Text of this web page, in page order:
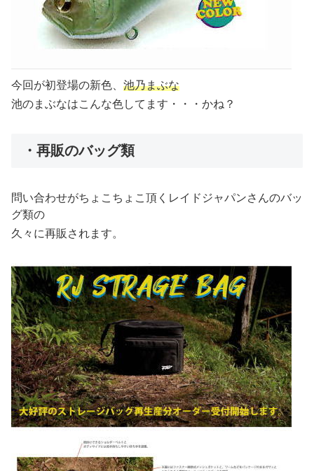
今回が初登場の新色、 池乃まぶな
池のまぶなはこんな色してます・・・かね？
・再販のバッグ類
問い合わせがちょこちょこ頂くレイドジャパンさんのバッ
グ類の
久々に再販されます。